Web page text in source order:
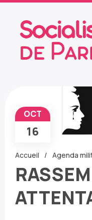
OCT
16
Accueil Agenda